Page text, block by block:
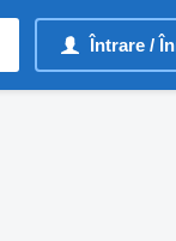
Întrare /